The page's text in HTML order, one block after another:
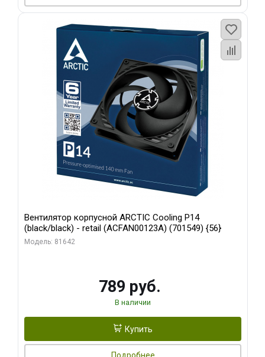
Вентилятор корпусной ARCTIC Cooling P14
(black/black) - retail (ACFAN00123A) (701549) {56}
Модель: 81642
789 руб.
В наличии
Купить